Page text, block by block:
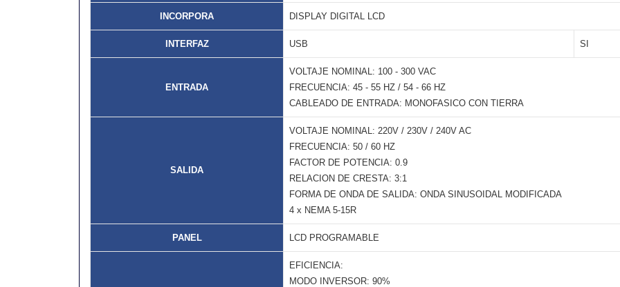
INCORPORA DISPLAY DIGITAL LCD
INTERFAZ USB SI
ENTRADA
VOLTAJE NOMINAL: 100 - 300 VAC
FRECUENCIA: 45 - 55 HZ / 54 - 66 HZ
CABLEADO DE ENTRADA: MONOFASICO CON TIERRA
SALIDA
VOLTAJE NOMINAL: 220V / 230V / 240V AC
FRECUENCIA: 50 / 60 HZ
FACTOR DE POTENCIA: 0.9
RELACION DE CRESTA: 3:1
FORMA DE ONDA DE SALIDA: ONDA SINUSOIDAL MODIFICADA
4 x NEMA 5-15R
PANEL LCD PROGRAMABLE
EFICIENCIA:
MODO INVERSOR: 90%